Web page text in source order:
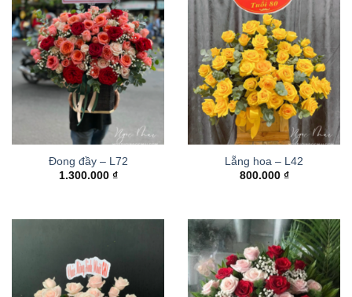
Đong đầy – L72
1.300.000 ₫
Lẵng hoa – L42
800.000 ₫